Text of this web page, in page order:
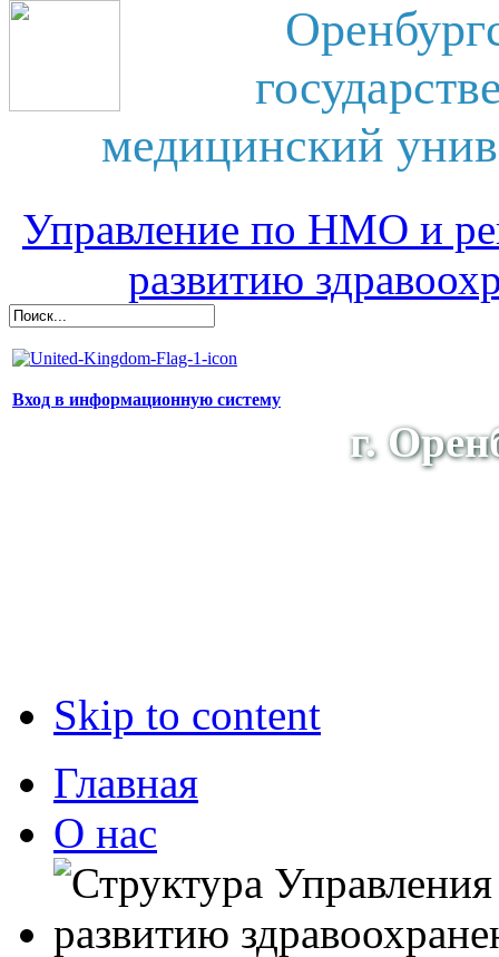
медицинский
Управление по НМО и
развитию
Вход в информационную систему
г.
Skip to content
Главная
О нас